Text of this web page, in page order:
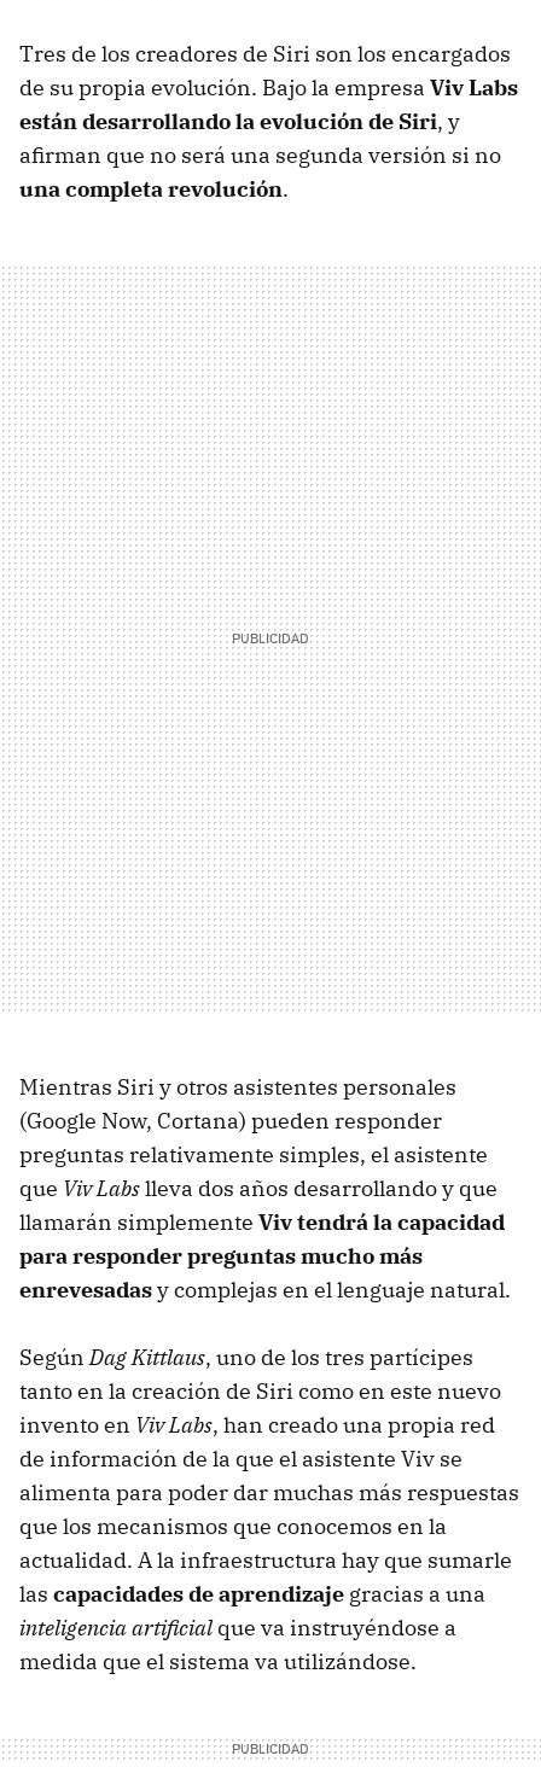
Tres de los creadores de Siri son los encargados
de su propia evolución. Bajo la empresa Viv Labs
están desarrollando la evolución de Siri, y
afirman que no será una segunda versión si no
una completa revolución.
Mientras Siri y otros asistentes personales
(Google Now, Cortana) pueden responder
preguntas relativamente simples, el asistente
que Viv Labslleva dos años desarrollando y que
llamarán simplemente Viv tendrá la capacidad
para responder preguntas mucho más
enrevesadasy complejas en el lenguaje natural.
SegúnDag Kittlaus, uno de los tres partícipes
tanto en la creación de Siri como en este nuevo
invento en Viv Labs, han creado una propia red
de información de la que el asistente Viv se
alimenta para poder dar muchas más respuestas
que los mecanismos que conocemos en la
actualidad. A la infraestructura hay que sumarle
las capacidades de aprendizaje gracias a una
inteligencia artificialque va instruyéndose a
medida que el sistema va utilizándose.